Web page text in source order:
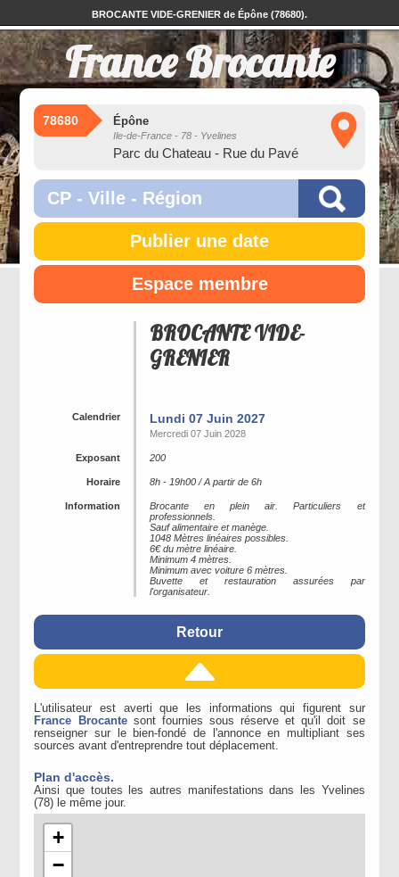
BROCANTE VIDE-GRENIER de Épône (78680).
France Brocante
78680 Épône
Ile-de-France - 78 - Yvelines
Parc du Chateau - Rue du Pavé
Publier une date
Espace membre
BROCANTE VIDE-
GRENIER
Calendrier Lundi 07 Juin 2027
Mercredi 07 Juin 2028
Exposant 200
Horaire 8h - 19h00 / A partir de 6h
Information
Brocante en plein air. Particuliers et
professionnels.
Sauf alimentaire et manège.
1048 Mètres linéaires possibles.
6€ du mètre linéaire.
Minimum 4 mètres.
Minimum avec voiture 6 mètres.
Buvette et restauration assurées par
l'organisateur.
Retour
L'utilisateur est averti que les informations qui figurent sur
France Brocantesont fournies sous réserve et qu'il doit se
renseigner sur le bien-fondé de l'annonce en multipliant ses
sources avant d'entreprendre tout déplacement.
Plan d'accès.
Ainsi que toutes les autres manifestations dans les Yvelines
(78) le même jour.
+
−